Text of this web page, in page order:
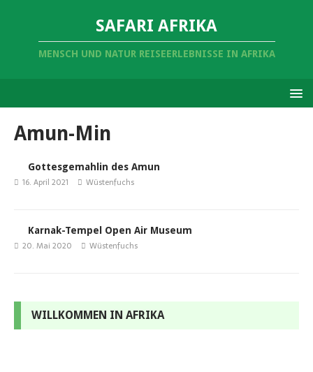
SAFARI AFRIKA
MENSCH UND NATUR REISEERLEBNISSE IN AFRIKA
Amun-Min
Gottesgemahlin des Amun
16. April 2021 Wüstenfuchs
Karnak-Tempel Open Air Museum
20. Mai 2020 Wüstenfuchs
WILLKOMMEN IN AFRIKA